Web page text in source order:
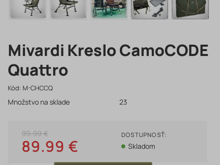
Mivardi Kreslo CamoCODE
Quattro
Kód: M-CHCCQ
Množstvo na sklade
23
99.99 €
89.99 €
DOSTUPNOSŤ:
Skladom